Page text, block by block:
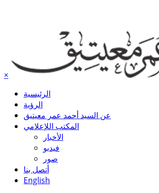
×
الرئيسية
الرؤية
عن السيد أحمد عمر معيتيق
المكتب اللإعلامي
الأخبار
فيديو
صور
أتصل بنا
English